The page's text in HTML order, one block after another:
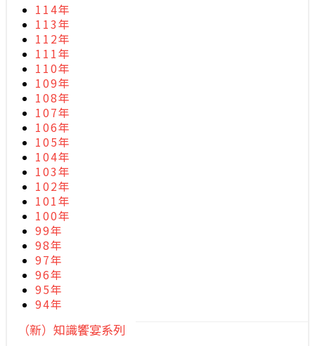
114年
113年
112年
111年
110年
109年
108年
107年
106年
105年
104年
103年
102年
101年
100年
99年
98年
97年
96年
95年
94年
（新）知識饗宴系列